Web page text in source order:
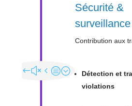
Sécurité &
surveillance
Contribution aux
Détection et
violations